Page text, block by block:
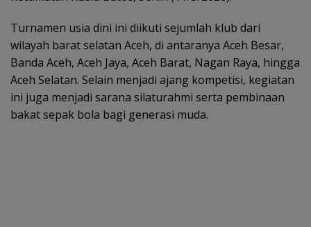
Turnamen usia dini ini diikuti sejumlah klub dari
wilayah barat selatan Aceh, di antaranya Aceh Besar,
Banda Aceh, Aceh Jaya, Aceh Barat, Nagan Raya, hingga
Aceh Selatan. Selain menjadi ajang kompetisi, kegiatan
ini juga menjadi sarana silaturahmi serta pembinaan
bakat sepak bola bagi generasi muda.